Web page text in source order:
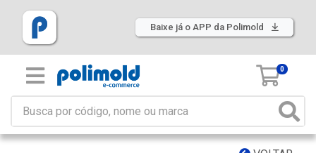
Baixe já o APP da Polimold
0